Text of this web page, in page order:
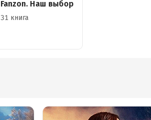
Fanzon. Наш выбор
31 книга